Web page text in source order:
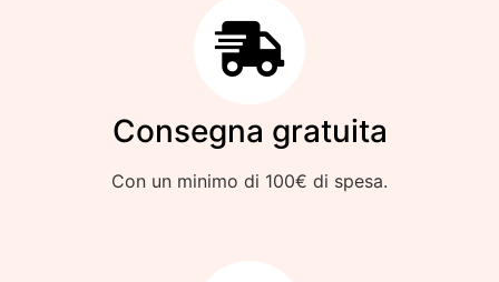
Consegna gratuita
Con un minimo di 100€ di spesa.